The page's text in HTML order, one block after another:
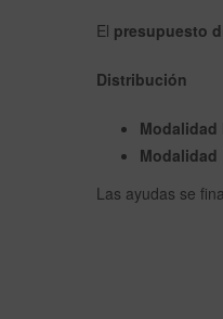
El presupuesto
Distribución
Modalidad
Modalidad
Las ayudas se